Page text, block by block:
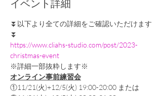
イベント詳細
⏬以下より全ての詳細をご確認いただけます
⏬
https://www.cliahs-studio.com/post/2023-
christmas-event
※詳細一部抜粋します※
オンライン事前練習会
①11/21(火)+12/5(火) 19:00-20:00 または